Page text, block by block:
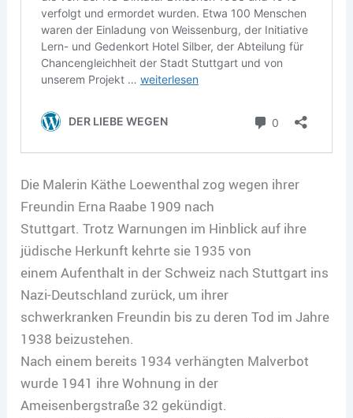
Die Malerin Käthe Loewenthal zog wegen ihrer
Freundin Erna Raabe 1909 nach
Stuttgart. Trotz Warnungen im Hinblick auf ihre
jüdische Herkunft kehrte sie 1935 von
einem Aufenthalt in der Schweiz nach Stuttgart ins
Nazi-Deutschland zurück, um ihrer
schwerkranken Freundin bis zu deren Tod im Jahre
1938 beizustehen.
Nach einem bereits 1934 verhängten Malverbot
wurde 1941 ihre Wohnung in der
Ameisenbergstraße 32 gekündigt.